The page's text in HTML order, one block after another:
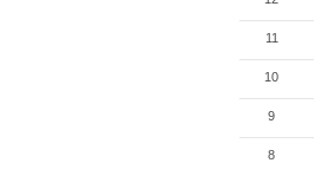
11
10
9
8